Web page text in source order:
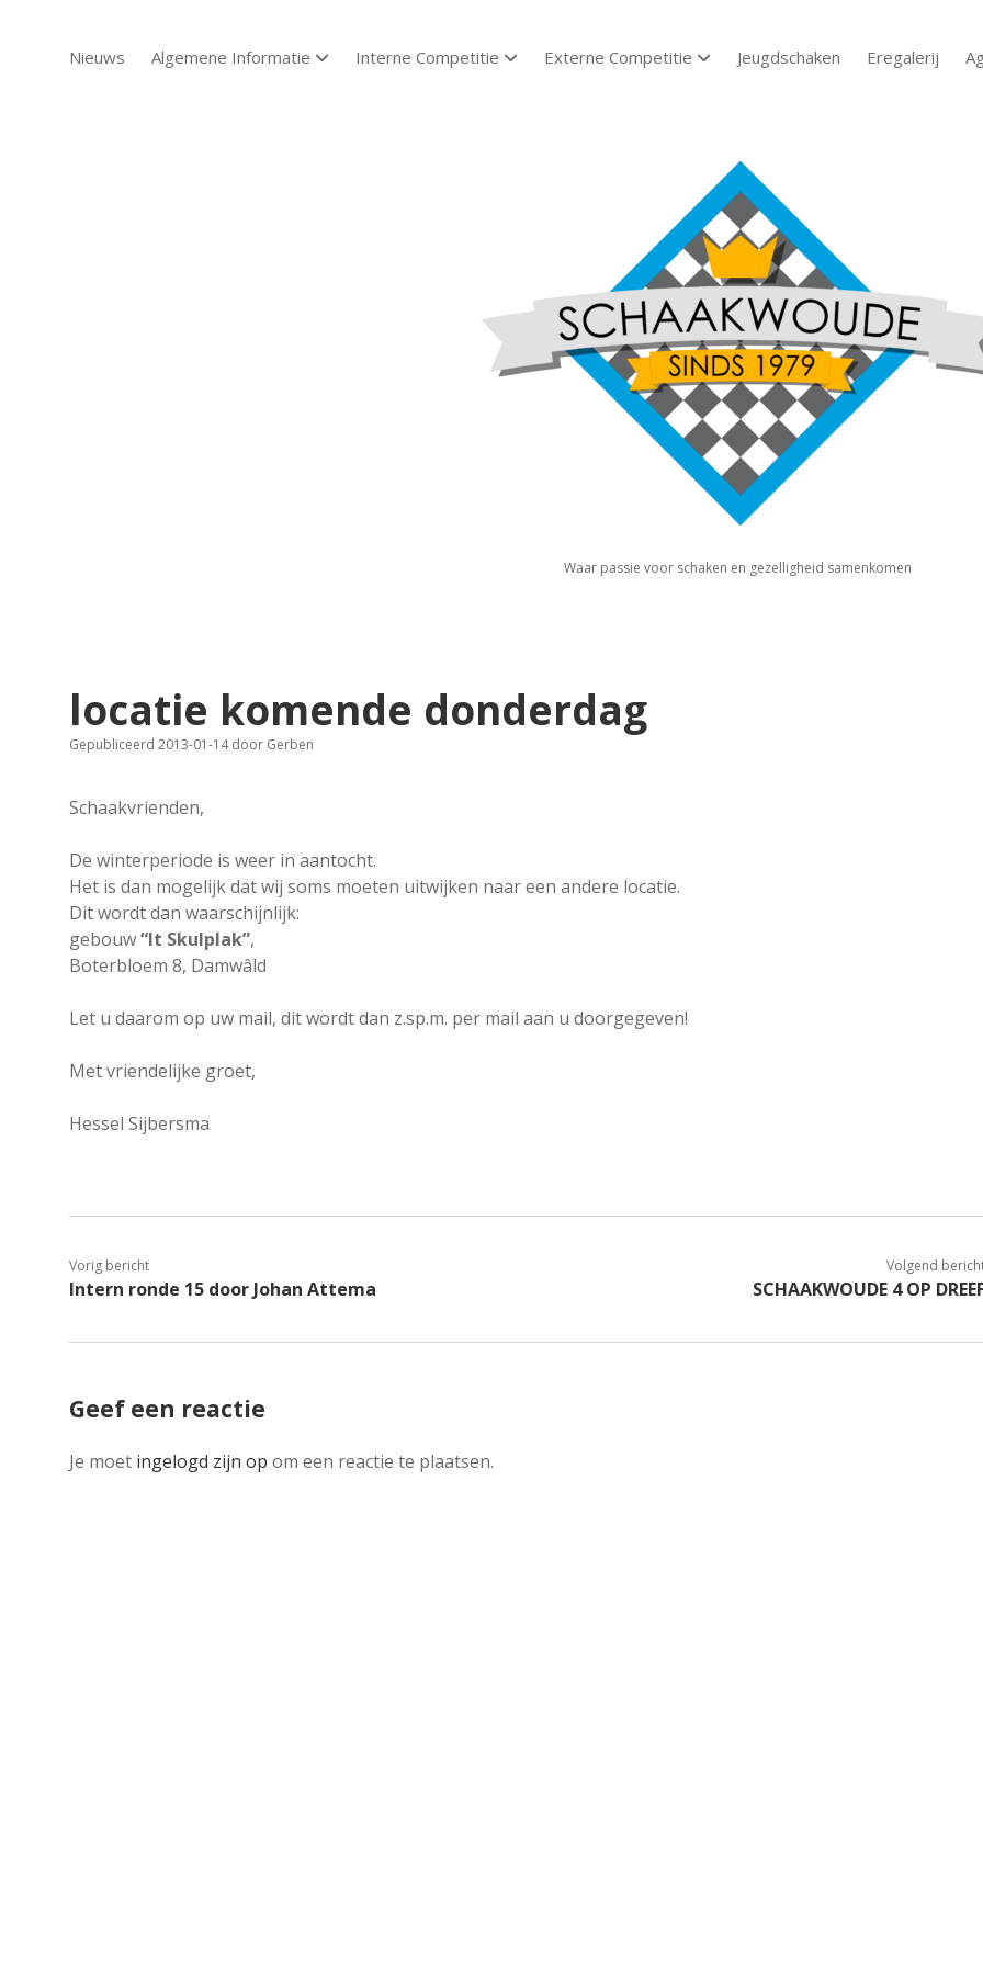
Nieuws Algemene Informatie open dropdown menu
Interne Competitie open dropdown menu
Externe Competitie open dropdown menu
Jeugdschaken Eregalerij
Schaakvereniging
Schaakwoude
Waar passie voor schaken en gezelligheid samenkomen
locatie komende donderdag
Gepubliceerd 2013-01-14door Gerben
Schaakvrienden,
De winterperiode is weer in aantocht.
Het is dan mogelijk dat wij soms moeten uitwijken naar een andere locatie.
Dit wordt dan waarschijnlijk:
gebouw“It Skulplak”,
Boterbloem 8, Damwâld
Let u daarom op uw mail, dit wordt dan z.sp.m. per mail aan u doorgegeven!
Met vriendelijke groet,
Hessel Sijbersma
Vorig bericht
Intern ronde 15 door Johan Attema
Volgend
SCHAAKWOUDE 4 OP
Geef een reactie
Je moet ingelogd zijn op om een reactie te plaatsen.